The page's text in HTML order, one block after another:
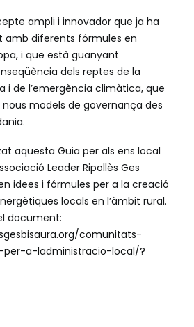
ampli i innovador que ja ha
diferents fórmules en
i que està guanyant
dels reptes de la
i de l’emergència climàtica, que
models de governança des
aquesta Guia per als ens local
Leader Ripollès Ges
idees i fórmules per a la creació
locals en l’àmbit rural.
document:
comunitats-
per-a-ladministracio-local/?